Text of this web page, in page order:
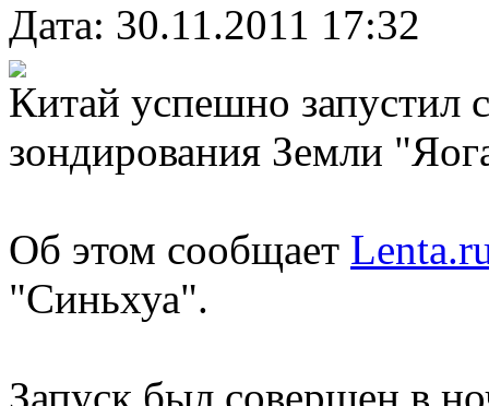
Дата: 30.11.2011 17:32
Китай успешно запустил
зондирования Земли
Об этом сообщает
"Синьхуа".